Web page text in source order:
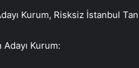
Kurum, Risksiz İstanbul
Kurum: